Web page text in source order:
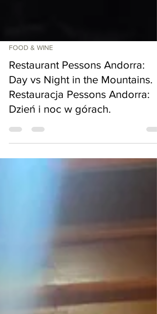
FOOD & WINE
Restaurant Pessons Andorra:
Day vs Night in the Mountains.
Restauracja Pessons Andorra:
Dzień i noc w górach.